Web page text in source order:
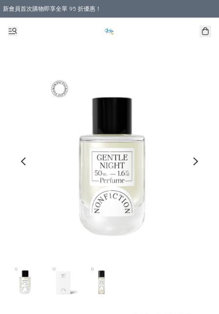
新會員首次購物即享全單 95 折優惠！
購物滿 HKD 800.00即享免運費優惠！（適用於 本地送貨、本地取貨 )